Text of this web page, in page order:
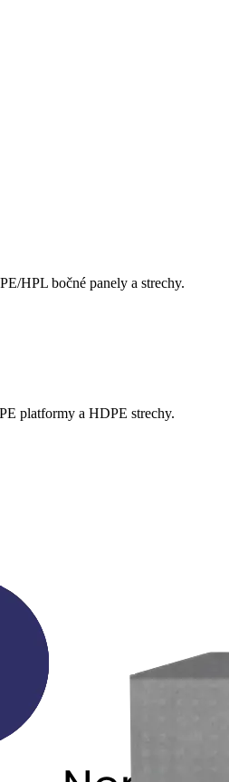
HPL bočné panely a strechy.
platformy a HDPE strechy.